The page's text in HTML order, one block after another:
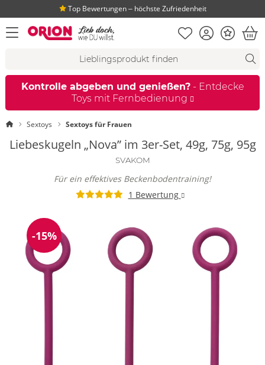
Top Bewertungen ‒ höchste Zufriedenheit
Menü öffnen Merkliste
KontoBonus
Kontrolle abgeben und genießen?- Entdecke
Toys mit Fernbedienung
Startseite
Sextoys Sextoys für Frauen
Liebeskugeln „Nova” im 3er-Set, 49g, 75g, 95g
SVAKOM
Für ein effektives Beckenbodentraining!
1 Bewertung
Reduzierung
-15%